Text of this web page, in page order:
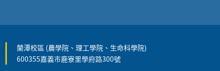
蘭潭校區 (農學院、理工學院、生命科學院)
600355嘉義市鹿寮里學府路300號